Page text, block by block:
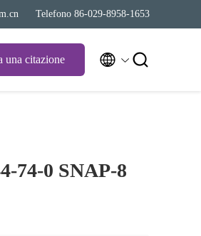
Telefono 86-029-8958-1653
una citazione  
74-0 SNAP-8